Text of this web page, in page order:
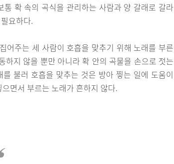
확 속의 곡식을 관리하는 사람과 양 갈래로 갈라
요하다.
어주는 세 사람이 호흡을 맞추기 위해 노래를 부른
지 않을 뿐만 아니라 확 안의 곡물을 손으로 젓는
불러 호흡을 맞추는 것은 방아 찧는 일에 도움이
면서 부르는 노래가 흔하지 않다.